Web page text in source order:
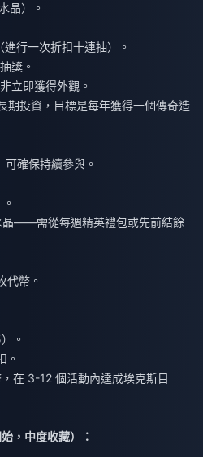
晶）。
行一次折扣十連抽）。
獎。
立即獲得外觀。
期投資，目標是每年獲得一個傳奇造
確保持續參與。
——需從每週精英禮包或先前結餘
代幣。
。
。
在 3-12 個活動內達成埃克斯目
，中度收藏）：